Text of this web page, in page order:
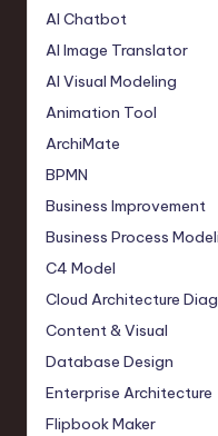
AI Chatbot
AI Image Translator
AI Visual Modeling
Animation Tool
ArchiMate
BPMN
Business Improvement
Business Process
C4 Model
Cloud Architecture
Content & Visual
Database Design
Enterprise Architecture
Flipbook Maker